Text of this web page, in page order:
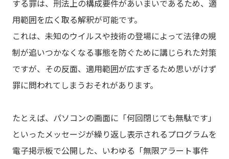
する罪は、刑法上の構成要件があいまいであるため、適
用範囲を広く取る解釈が可能です。
これは、未知のウイルスや技術の登場によって法律の規
制が追いつかなくなる事態を防ぐために講じられた対策
ですが、その反面、適用範囲が広すぎるため思いがけず
罪に問われてしまうおそれがあります。
たとえば、パソコンの画面に「何回閉じても無駄です」
といったメッセージが繰り返し表示されるプログラムを
電子掲示板で公開した、いわゆる「無限アラート事件